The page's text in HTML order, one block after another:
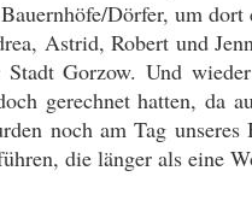
Dörfer, um
Astrid, Robert und
Gorzow. Und
gerechnet hatten, da
noch am Tag
die länger als eine